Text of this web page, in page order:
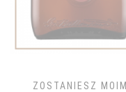
ZOSTANIESZ